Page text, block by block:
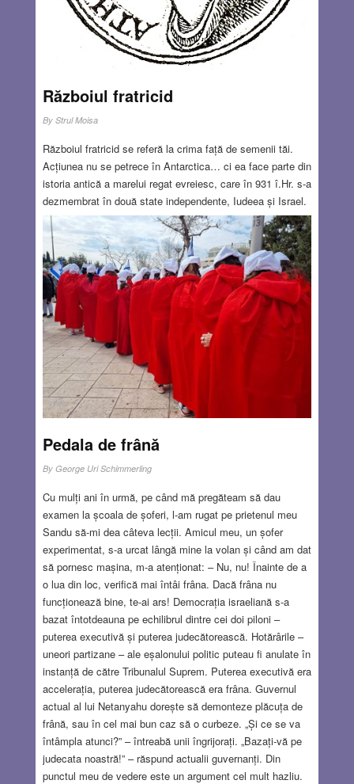
despre această rană cruntă din istoria Iașiului.
Read
Războiul fratricid
By Strul Moisa
Războiul fratricid se referă la crima față de semenii tăi.
Acțiunea nu se petrece în Antarctica… ci ea face parte din
istoria antică a marelui regat evreiesc, care în 931 î.Hr. s-a
dezmembrat în două state independente, Iudeea și Israel.
Această istorie a fost caracterizată, printre altele, de lupte
intestine în fiecare regat, lupte care includ chiar și
înlăturarea fizică a unor personaje. Subiectul se
concentrează asupra familiei regale, unde întâlnim
personajul feminin Atalia, figura 1, versetul de referință
fiind: Atalia, mama lui Ohozia [Ahazia], văzând că fiul său
a murit, s-a sculat și a stârpit tot neamul regesc. (4 Regi
11:1). La momentul de referință, Regatul Unitar era deja
dezmembrat în două regate vecine și independente –
Iudeea la sud, cu capitala Ierusalim, și Israel la nord, cu
capitala la Samaria. Fiecare avea conducere
proprie.
Read more…
MAR 9, 2023
Pedala de frână
By George Uri Schimmerling
Cu mulți ani în urmă, pe când mă pregăteam să dau
examen la școala de șoferi, l-am rugat pe prietenul meu
Sandu să-mi dea câteva lecții. Amicul meu, un șofer
experimentat, s-a urcat lângă mine la volan și când am dat
să pornesc mașina, m-a atenționat: – Nu, nu! Înainte de a
o lua din loc, verifică mai întâi frâna. Dacă frâna nu
funcționează bine, te-ai ars! Democrația israeliană s-a
bazat întotdeauna pe echilibrul dintre cei doi piloni –
puterea executivă și puterea judecătorească. Hotărârile –
uneori partizane – ale eșalonului politic puteau fi anulate în
instanță de către Tribunalul Suprem. Puterea executivă era
accelerația, puterea judecătorească era frâna. Guvernul
actual al lui Netanyahu dorește să demonteze plăcuța de
frână, sau în cel mai bun caz să o curbeze. „Și ce se va
întâmpla atunci?” – întreabă unii îngrijorați. „Bazați-vă pe
judecata noastră!” – răspund actualii guvernanți. Din
punctul meu de vedere este un argument cel mult hazliu.